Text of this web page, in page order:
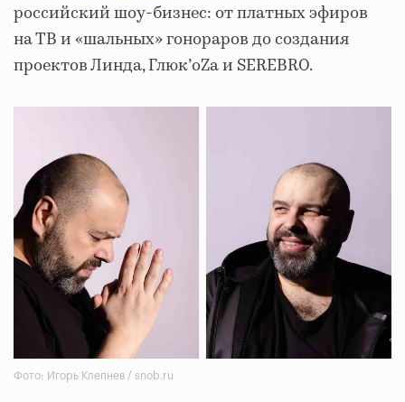
российский шоу-бизнес: от платных эфиров
на ТВ и «шальных» гонораров до создания
проектов Линда, Глюк’oZa и SEREBRO.
Фото: Игорь Клепнев / snob.ru